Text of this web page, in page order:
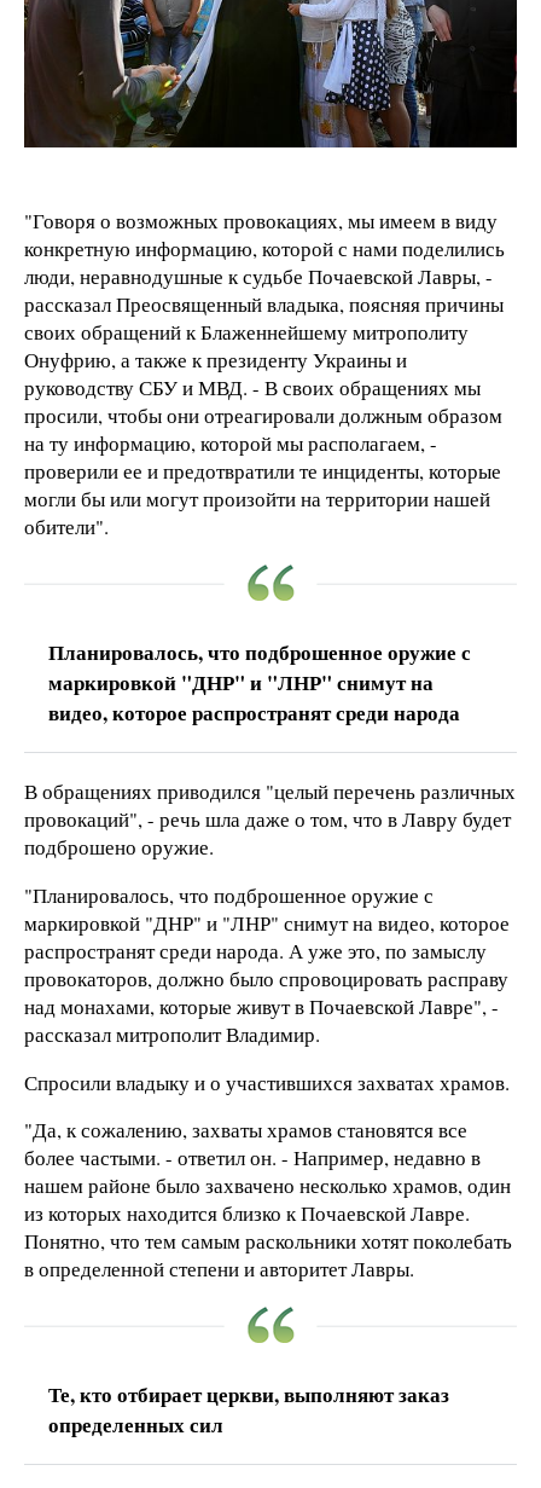
"Говоря о возможных провокациях, мы имеем в виду
конкретную информацию, которой с нами поделились
люди, неравнодушные к судьбе Почаевской Лавры, -
рассказал Преосвященный владыка, поясняя причины
своих обращений к Блаженнейшему митрополиту
Онуфрию, а также к президенту Украины и
руководству СБУ и МВД. - В своих обращениях мы
просили, чтобы они отреагировали должным образом
на ту информацию, которой мы располагаем, -
проверили ее и предотвратили те инциденты, которые
могли бы или могут произойти на территории нашей
обители".
Планировалось, что подброшенное оружие с
маркировкой "ДНР" и "ЛНР" снимут на
видео, которое распространят среди народа
В обращениях приводился "целый перечень различных
провокаций", - речь шла даже о том, что в Лавру будет
подброшено оружие.
"Планировалось, что подброшенное оружие с
маркировкой "ДНР" и "ЛНР" снимут на видео, которое
распространят среди народа. А уже это, по замыслу
провокаторов, должно было спровоцировать расправу
над монахами, которые живут в Почаевской Лавре", -
рассказал митрополит Владимир.
Спросили владыку и о участившихся захватах храмов.
"Да, к сожалению, захваты храмов становятся все
более частыми. - ответил он. - Например, недавно в
нашем районе было захвачено несколько храмов, один
из которых находится близко к Почаевской Лавре.
Понятно, что тем самым раскольники хотят поколебать
в определенной степени и авторитет Лавры.
Те, кто отбирает церкви, выполняют заказ
определенных сил